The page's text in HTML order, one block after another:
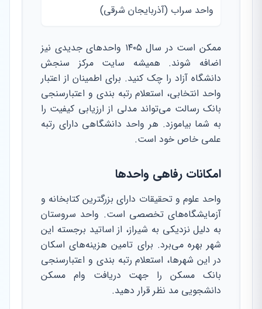
واحد سراب (آذربایجان شرقی)
ممکن است در سال ۱۴۰۵ واحدهای جدیدی نیز
اضافه شوند. همیشه سایت مرکز سنجش
دانشگاه آزاد را چک کنید. برای اطمینان از اعتبار
واحد انتخابی، استعلام رتبه بندی و اعتبارسنجی
بانک رسالت می‌تواند مدلی از ارزیابی کیفیت را
به شما بیاموزد. هر واحد دانشگاهی دارای رتبه
علمی خاص خود است.
امکانات رفاهی واحدها
واحد علوم و تحقیقات دارای بزرگترین کتابخانه و
آزمایشگاه‌های تخصصی است. واحد سروستان
به دلیل نزدیکی به شیراز، از اساتید برجسته این
شهر بهره می‌برد. برای تامین هزینه‌های اسکان
در این شهرها، استعلام رتبه بندی و اعتبارسنجی
بانک مسکن را جهت دریافت وام مسکن
دانشجویی مد نظر قرار دهید.